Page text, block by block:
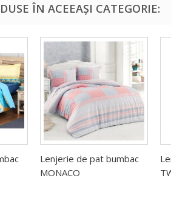
ÎN ACEEAȘI CATEGORIE:
Lenjerie de pat bumbac
MONACO